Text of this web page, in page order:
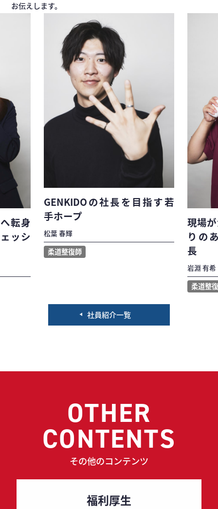
お伝えします。
転身
ッシ
GENKIDOの社長を目指す若
手ホープ
松葉 春輝
柔道整復師
現場
りの
長
岩淵 有希
柔道整
社員紹介一覧
OTHER
CONTENTS
その他のコンテンツ
福利厚生